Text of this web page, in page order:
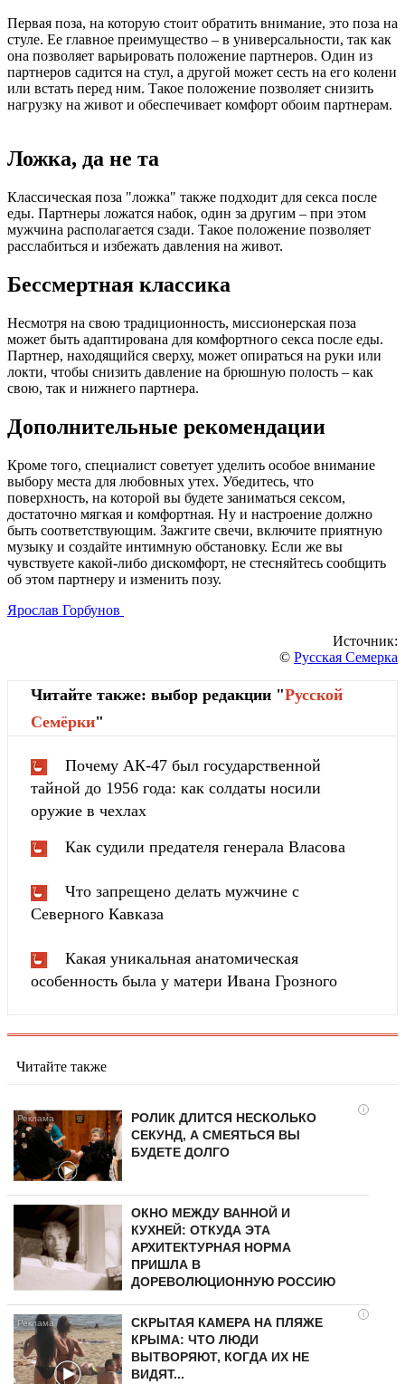
Первая поза, на которую стоит обратить внимание, это поза на
стуле. Ее главное преимущество – в универсальности, так как
она позволяет варьировать положение партнеров. Один из
партнеров садится на стул, а другой может сесть на его колени
или встать перед ним. Такое положение позволяет снизить
нагрузку на живот и обеспечивает комфорт обоим партнерам.
Ложка, да не та
Классическая поза "ложка" также подходит для секса после
еды. Партнеры ложатся набок, один за другим – при этом
мужчина располагается сзади. Такое положение позволяет
расслабиться и избежать давления на живот.
Бессмертная классика
Несмотря на свою традиционность, миссионерская поза
может быть адаптирована для комфортного секса после еды.
Партнер, находящийся сверху, может опираться на руки или
локти, чтобы снизить давление на брюшную полость – как
свою, так и нижнего партнера.
Дополнительные рекомендации
Кроме того, специалист советует уделить особое внимание
выбору места для любовных утех. Убедитесь, что
поверхность, на которой вы будете заниматься сексом,
достаточно мягкая и комфортная. Ну и настроение должно
быть соответствующим. Зажгите свечи, включите приятную
музыку и создайте интимную обстановку. Если же вы
чувствуете какой-либо дискомфорт, не стесняйтесь сообщить
об этом партнеру и изменить позу.
Ярослав Горбунов
Источник:
© Русская Семерка
Читайте также: выбор редакции "Русской
Cемёрки"
Почему АК-47 был государственной
тайной до 1956 года: как солдаты носили
оружие в чехлах
Как судили предателя генерала Власова
Что запрещено делать мужчине с
Северного Кавказа
Какая уникальная анатомическая
особенность была у матери Ивана Грозного
Читайте также
i
РОЛИК ДЛИТСЯ НЕСКОЛЬКО
СЕКУНД, А СМЕЯТЬСЯ ВЫ
БУДЕТЕ ДОЛГО
ОКНО МЕЖДУ ВАННОЙ И
КУХНЕЙ: ОТКУДА ЭТА
АРХИТЕКТУРНАЯ НОРМА
ПРИШЛА В
ДОРЕВОЛЮЦИОННУЮ РОССИЮ
i
СКРЫТАЯ КАМЕРА НА ПЛЯЖЕ
КРЫМА: ЧТО ЛЮДИ
ВЫТВОРЯЮТ, КОГДА ИХ НЕ
ВИДЯТ...